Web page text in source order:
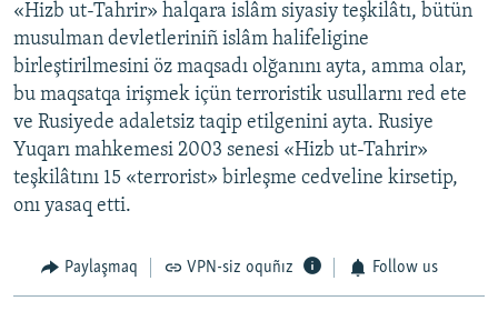
«Hizb ut-Tahrir» halqara islâm siyasiy teşkilâtı, bütün
musulman devletleriniñ islâm halifeligine
birleştirilmesini öz maqsadı olğanını ayta, amma olar,
bu maqsatqa irişmek içün terroristik usullarnı red ete
ve Rusiyede adaletsiz taqip etilgenini ayta. Rusiye
Yuqarı mahkemesi 2003 senesi «Hizb ut-Tahrir»
teşkilâtını 15 «terrorist» birleşme cedveline kirsetip,
onı yasaq etti.
Paylaşmaq VPN-siz oquñız Follow us